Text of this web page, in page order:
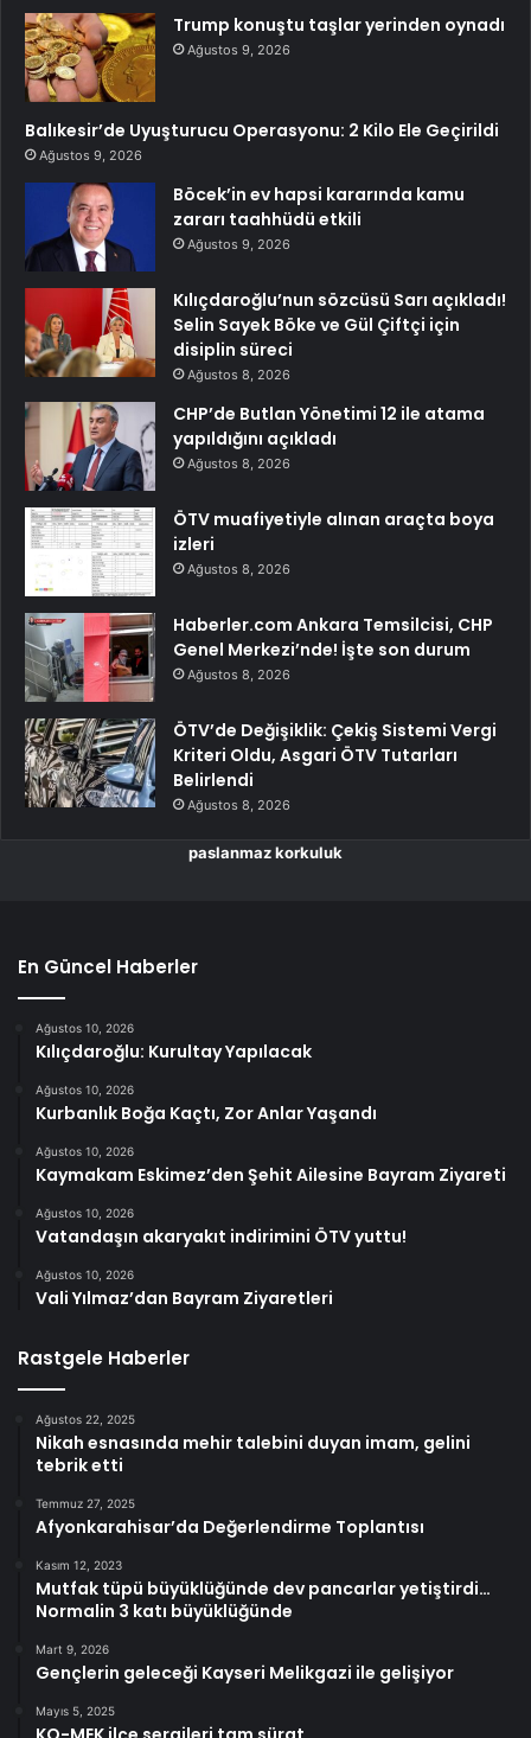
Trump konuştu taşlar yerinden oynadı
Ağustos 9, 2026
Balıkesir’de Uyuşturucu Operasyonu: 2 Kilo Ele Geçirildi
Ağustos 9, 2026
Böcek’in ev hapsi kararında kamu
zararı taahhüdü etkili
Ağustos 9, 2026
Kılıçdaroğlu’nun sözcüsü Sarı açıkladı!
Selin Sayek Böke ve Gül Çiftçi için
disiplin süreci
Ağustos 8, 2026
CHP’de Butlan Yönetimi 12 ile atama
yapıldığını açıkladı
Ağustos 8, 2026
ÖTV muafiyetiyle alınan araçta boya
izleri
Ağustos 8, 2026
Haberler.com Ankara Temsilcisi, CHP
Genel Merkezi’nde! İşte son durum
Ağustos 8, 2026
ÖTV’de Değişiklik: Çekiş Sistemi Vergi
Kriteri Oldu, Asgari ÖTV Tutarları
Belirlendi
Ağustos 8, 2026
paslanmaz korkuluk
En Güncel Haberler
Ağustos 10, 2026
Kılıçdaroğlu: Kurultay Yapılacak
Ağustos 10, 2026
Kurbanlık Boğa Kaçtı, Zor Anlar Yaşandı
Ağustos 10, 2026
Kaymakam Eskimez’den Şehit Ailesine Bayram Ziyareti
Ağustos 10, 2026
Vatandaşın akaryakıt indirimini ÖTV yuttu!
Ağustos 10, 2026
Vali Yılmaz’dan Bayram Ziyaretleri
Rastgele Haberler
Ağustos 22, 2025
Nikah esnasında mehir talebini duyan imam, gelini
tebrik etti
Temmuz 27, 2025
Afyonkarahisar’da Değerlendirme Toplantısı
Kasım 12, 2023
Mutfak tüpü büyüklüğünde dev pancarlar yetiştirdi…
Normalin 3 katı büyüklüğünde
Mart 9, 2026
Gençlerin geleceği Kayseri Melikgazi ile gelişiyor
Mayıs 5, 2025